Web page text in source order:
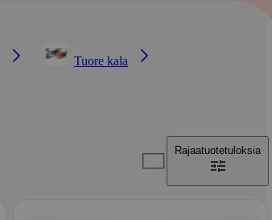
Tuore kala
Rajaatuotetuloksia